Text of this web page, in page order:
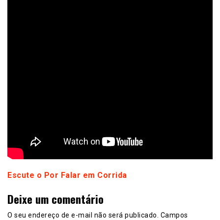
Escute o Por Falar em Corrida
Deixe um comentário
O seu endereço de e-mail não será publicado. Campos